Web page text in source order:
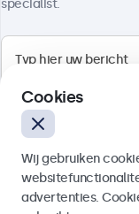
Nederlands
specialist.
Cookies
Wij gebruiken
advertenties.